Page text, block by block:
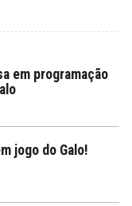
em programação
jogo do Galo!